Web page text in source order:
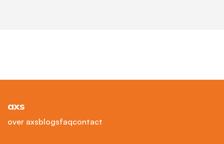
axs
over axsblogsfaqcontact